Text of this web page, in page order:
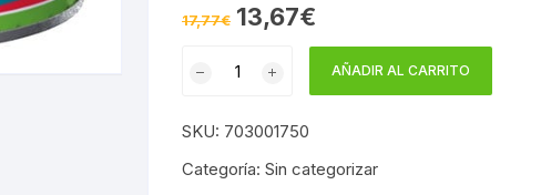
17,77€ El
precio
era:
17,77€.
13,67€
actual
es:
13,67€.
SINTETICO
JAFEP
SATINADO
AÑADIR AL CARRITO
SKU: 703001750
Categoría: Sin categorizar